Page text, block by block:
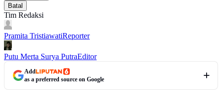
Batal
Tim Redaksi
Pramita TristiawatiReporter
Putu Merta Surya PutraEditor
Add
as a preferred source on Google